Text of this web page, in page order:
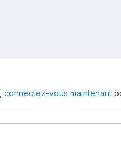
connectez-vous maintenant